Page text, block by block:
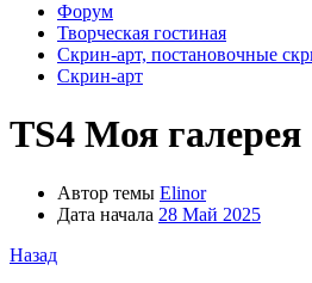
Форум
Творческая гостиная
Скрин-арт, постановочные
Скрин-арт
TS4 Моя галерея
Автор темы Elinor
Дата начала 28 Май 2025
Назад